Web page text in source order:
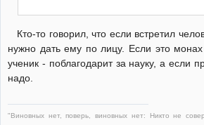
Кто-то говорил, что если встретил
нужно дать ему по лицу. Если это
ученик - поблагодарит за науку, а если
надо.
"Виновных нет, поверь, виновных нет: Никто не